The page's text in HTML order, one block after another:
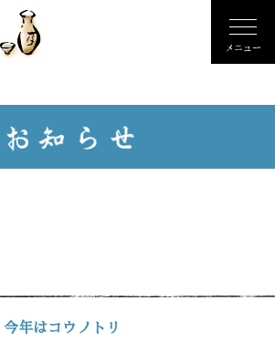
今年はコウノトリ